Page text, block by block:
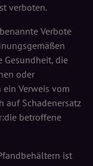
verboten.
Verbote
Gesundheit, die
oder
Verweis vom
auf Schadenersatz
betroffene
ist